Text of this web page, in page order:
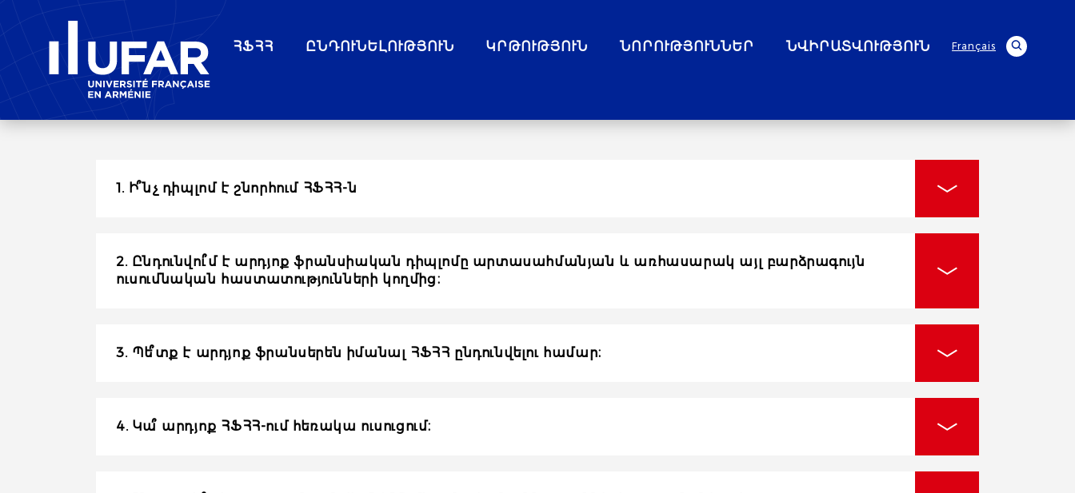
ՀՖՀՀ ԸՆԴՈՒՆԵԼՈՒԹՅՈՒՆ ԿՐԹՈՒԹՅՈՒՆ ՆՈՐՈՒԹՅՈՒՆՆԵՐ ՆՎԻՐԱՏՎՈՒԹՅՈՒՆ Français
1. Ի՞նչ դիպլոմ է շնորհում ՀՖՀՀ-ն
2. Ընդունվու՞մ է արդյոք ֆրանսիական դիպլոմը արտասահմանյան և առհասարակ այլ բարձրագույն
ուսումնական հաստատությունների կողմից։
3. Պե՞տք է արդյոք ֆրանսերեն իմանալ ՀՖՀՀ ընդունվելու համար։
4. Կա՞ արդյոք ՀՖՀՀ-ում հեռակա ուսուցում։